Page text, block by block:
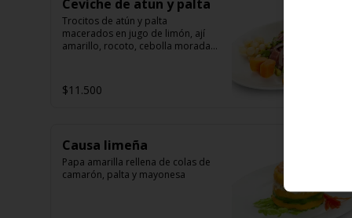
Ceviche de atun y palta
Trocitos de atún y palta
macerados en jugo de limón, ají
amarillo, rocoto, cebolla morada.
$11.500
Causa limeña
Papa amarilla rellena de colas de
camarón, palta y mayonesa